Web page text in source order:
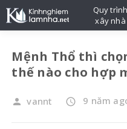
Mệnh Thổ thì
thế nào cho hợp
person vannt access_time 9 năm
Quy trình
xây nhà